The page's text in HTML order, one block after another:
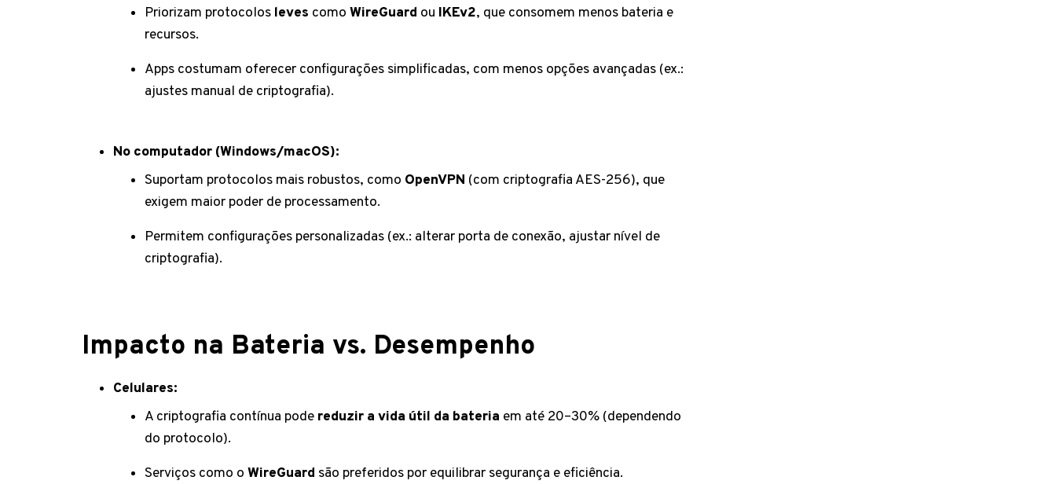
Priorizam protocolos leves como WireGuard ou IKEv2, que consomem menos bateria e
recursos.
Apps costumam oferecer configurações simplificadas, com menos opções avançadas (ex.:
ajustes manual de criptografia).
No computador (Windows/macOS):
Suportam protocolos mais robustos, como OpenVPN (com criptografia AES-256), que
exigem maior poder de processamento.
Permitem configurações personalizadas (ex.: alterar porta de conexão, ajustar nível de
criptografia).
Impacto na Bateria vs. Desempenho
Celulares:
A criptografia contínua pode reduzir a vida útil da bateria em até 20–30% (dependendo
do protocolo).
Serviços como o WireGuard são preferidos por equilibrar segurança e eficiência.